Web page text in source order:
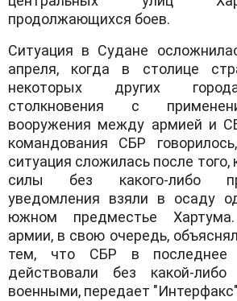
продолжающихся боев.
Ситуация в Судане
апреля, когда в столице
некоторых других
столкновения с
вооружения между армией и
командования СБР
ситуация сложилась после
силы без какого-либо
уведомления взяли в осаду
южном предместье
армии, в свою очередь,
тем, что СБР в
действовали без какой-
военными, передает